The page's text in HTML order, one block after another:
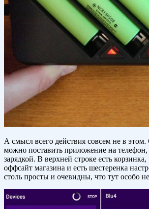
А смысл всего действия совсем не в
можно поставить приложение на телефон,
зарядкой. В верхней строке есть корзинка,
оффсайт магазина и есть шестеренка
столь просты и очевидны, что тут особо